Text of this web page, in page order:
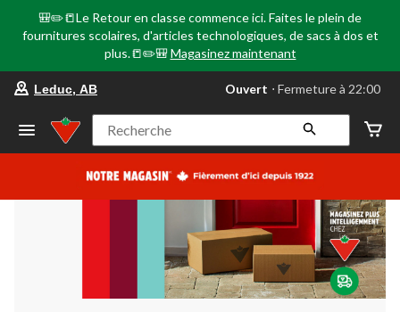
🎒✏️📒Le Retour en classe commence ici. Faites le plein de
fournitures scolaires, d'articles technologiques, de sacs à dos et
plus.📒✏️🎒 Magasinez maintenant
votre
préféré
Leduc,
AB,
courament
Fermeture
à
22:00
cliquer
pour
changer
Leduc, AB Ouvert ⋅ Fermeture à 22:00
Recherche